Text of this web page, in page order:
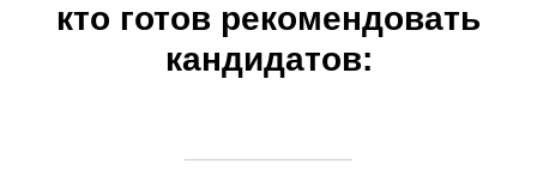
кто готов рекомендовать
кандидатов: